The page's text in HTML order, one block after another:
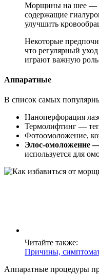
Морщины на шее —
содержащие
улучшить
Некоторые
что регулярный
играют важную
Аппаратные
В список самых
Наноперфорация
Термолифтинг —
Фотоомоложение,
Элос-омоложение
используется для
Читайте также:
Причины,
Аппаратные процедуры